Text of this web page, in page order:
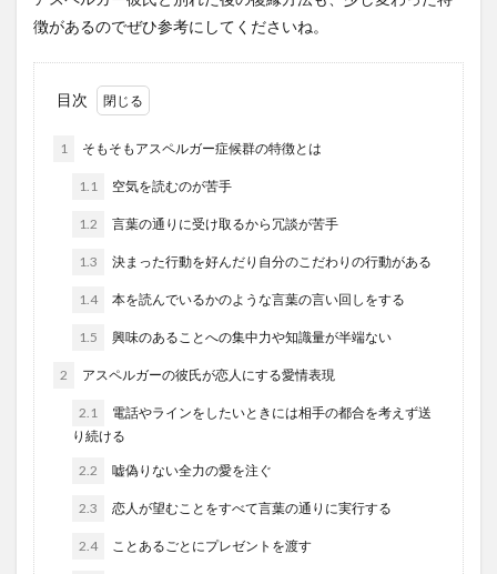
徴があるのでぜひ参考にしてくださいね。
目次
1 そもそもアスペルガー症候群の特徴とは
1.1 空気を読むのが苦手
1.2 言葉の通りに受け取るから冗談が苦手
1.3 決まった行動を好んだり自分のこだわりの行動がある
1.4 本を読んでいるかのような言葉の言い回しをする
1.5 興味のあることへの集中力や知識量が半端ない
2 アスペルガーの彼氏が恋人にする愛情表現
2.1
電話やラインをしたいときには相手の都合を考えず送
り続ける
2.2 嘘偽りない全力の愛を注ぐ
2.3 恋人が望むことをすべて言葉の通りに実行する
2.4 ことあるごとにプレゼントを渡す